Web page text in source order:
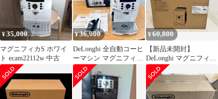
¥35,000
マグニフィカS ホワイ
ト ecam22112w 中古
¥36,000
DeLonghi 全自動コーヒ
ーマシン マグニフィカ
S ECAM22112W
¥60,800
【新品未開封】
DeLonghi マグニフィカ
S ECAM22112B